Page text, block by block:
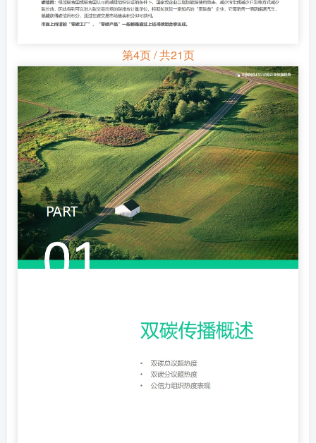
第4页 / 共21页